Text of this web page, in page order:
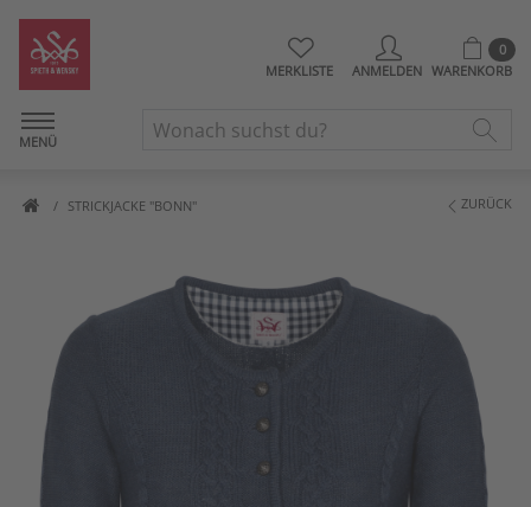
MERKLISTE ANMELDEN
0
WARENKORB
MENÜ
STRICKJACKE "BONN" ZURÜCK
Artikelbilder überspringen